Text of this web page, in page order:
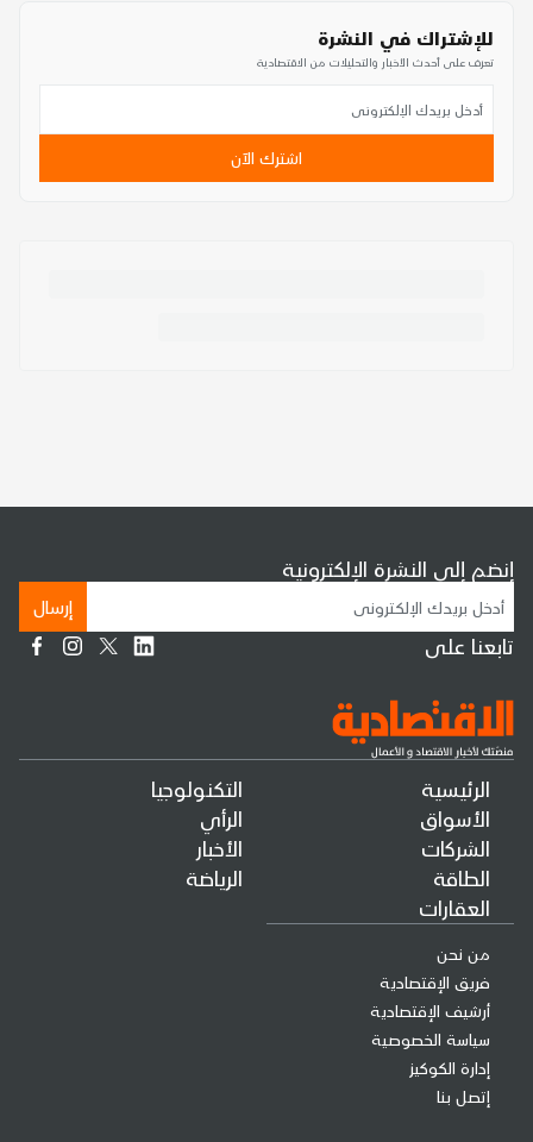
للإشتراك في النشرة
تعرف على أحدث الأخبار والتحليلات من الاقتصادية
اشترك الآن
الرئيسية
الأسواق
الشركات
الطاقة
العقارات
التكنولوجيا
الرأي
الأخبار
الرياضة
من نحن
فريق الإقتصادية
أرشيف الإقتصادية
سياسة الخصوصية
إدارة الكوكيز
إتصل بنا
إنضم إلى النشرة الإلكترونية
إرسال
تابعنا على